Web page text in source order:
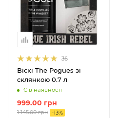
36
Віскі The Pogues зі
склянкою 0.7 л
Є в наявності
999.00 грн
1 145.00грн -13%